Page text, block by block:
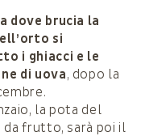
dove brucia la
si
i ghiacci e le
di uova, dopo la
la pota del
frutto, sarà poi il